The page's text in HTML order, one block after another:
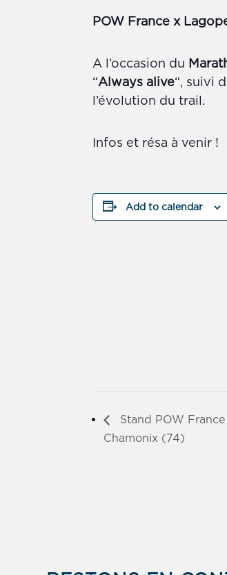
POW France x
A l’occasion du
“Always alive“, suivi
l’évolution du trail.
Infos et résa à venir !
Add to calendar
Stand POW
Chamonix (74)